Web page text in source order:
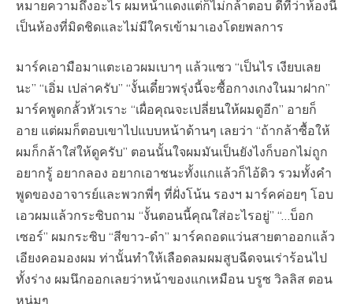
หมายความถึงอะไร ผมหน้าแดงแต่ก็ไม่กล้าตอบ ดีที่ว่าห้องนี้
เป็นห้องที่มิดชิดและไม่มีใครเข้ามาเองโดยพลการ
มาร์คเอามือมาแตะเอวผมเบาๆ แล้วแซว “เป็นไร เงียบเลย
นะ” “เอิ่ม เปล่าครับ” “งั้นเดี๋ยวพรุ่งนี้จะซื้อกางเกงในมาฝาก”
มาร์คพูดกลั้วหัวเราะ “เผื่อคุณจะเปลี่ยนให้ผมดูอีก” อายก็
อาย แต่ผมก็ตอบเขาไปแบบหน้าด้านๆ เลยว่า “ถ้ากล้าซื้อให้
ผมก็กล้าใส่ให้ดูครับ” ตอนนั้นใจผมมันเป็นยังไงก็บอกไม่ถูก
อยากรู้ อยากลอง อยากเอาชนะทั้งแกแล้วก็ไอ้ดิว รวมทั้งคำ
พูดของอาจารย์และพวกพี่ๆ ที่ฝั่งโน้น รองฯ มาร์คค่อยๆ โอบ
เอวผมแล้วกระซิบถาม “งั้นตอนนี้คุณใส่อะไรอยู่” “…บ็อก
เซอร์” ผมกระซิบ “สีขาว-ดำ” มาร์คถอดแว่นสายตาออกแล้ว
เอียงคอมองผม ท่านั้นทำให้เลือดลมผมสูบฉีดจนเร่าร้อนไป
ทั้งร่าง ผมนึกออกเลยว่าหน้าของแกเหมือน บรูซ วิลลิส ตอน
หนุ่มๆ